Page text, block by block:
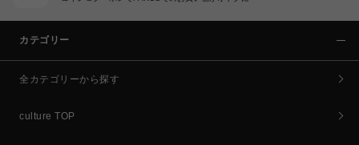
カテゴリー
全カテゴリーから探す
culture TOP